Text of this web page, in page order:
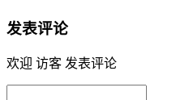
发表评论
欢迎 访客 发表评论